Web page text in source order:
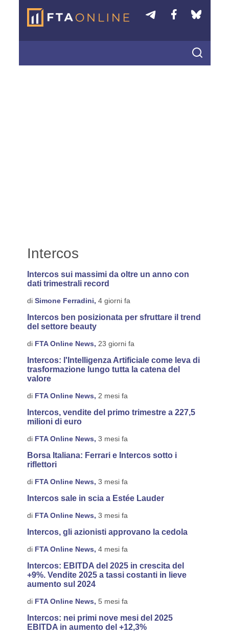
Intercos
Intercos sui massimi da oltre un anno con
dati trimestrali record
di Simone Ferradini, 4 giorni fa
Intercos ben posizionata per sfruttare il trend
del settore beauty
di FTA Online News, 23 giorni fa
Intercos: l'Intelligenza Artificiale come leva di
trasformazione lungo tutta la catena del
valore
di FTA Online News, 2 mesi fa
Intercos, vendite del primo trimestre a 227,5
milioni di euro
di FTA Online News, 3 mesi fa
Borsa Italiana: Ferrari e Intercos sotto i
riflettori
di FTA Online News, 3 mesi fa
Intercos sale in scia a Estée Lauder
di FTA Online News, 3 mesi fa
Intercos, gli azionisti approvano la cedola
di FTA Online News, 4 mesi fa
Intercos: EBITDA del 2025 in crescita del
+9%. Vendite 2025 a tassi costanti in lieve
aumento sul 2024
di FTA Online News, 5 mesi fa
Intercos: nei primi nove mesi del 2025
EBITDA in aumento del +12,3%